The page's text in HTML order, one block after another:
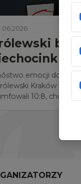
emocji
Kraków w
10:8, chociaż